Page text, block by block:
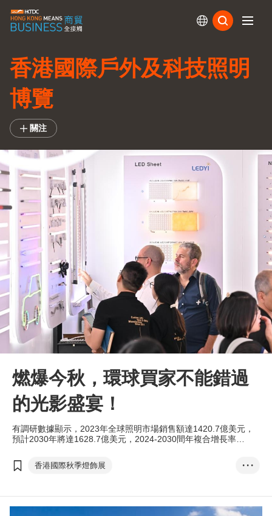
香港國際戶外及科技照明
博覽
關注
燃爆今秋，環球買家不能錯過
的光影盛宴！
有調研數據顯示，2023年全球照明市場銷售額達1420.7億美元，
預計2030年將達1628.7億美元，2024-2030間年複合增長率
向高質量發展，除了追求智能化及綠色低碳等功能外，亦須符合人
性化及美學的需求。今秋，香港貿發局呈獻譽滿全球的兩大燈展，
香港國際秋季燈飾展
• • •